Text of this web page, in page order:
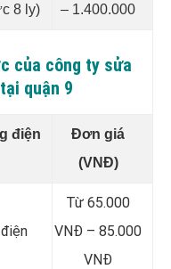
8 ly)
– 1.400.000
của công ty sửa
quận 9
điện
Đơn giá
(VNĐ)
Từ 65.000
VNĐ – 85.000
VNĐ